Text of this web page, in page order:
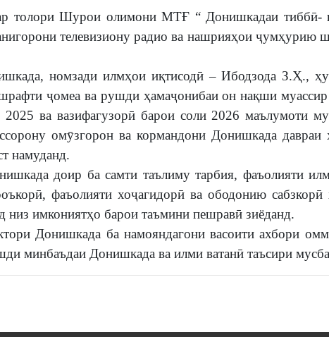
толори Шурои олимони МТҒ “ Донишкадаи тиббӣ-
телевизиону радио ва нашрияҳои ҷумҳурию
номзади илмҳои иқтисодӣ – Ибодзода З.Ҳ.,
ҷомеа ва рушди ҳамаҷонибаи он нақши
ва вазифагузорӣ барои соли 2026 маълумоти
омӯзгорон ва кормандони Донишкада
намуданд.
доир ба самти таълиму тарбия, фаъолияти
фаъолияти хоҷагидорӣ ва ободонию сабзкорӣ
низ имкониятҳо барои таъмини пешравӣ зиёданд.
Донишкада ба намояндагони васоити ахбори
минбаъдаи Донишкада ва илми ватанӣ таъсири